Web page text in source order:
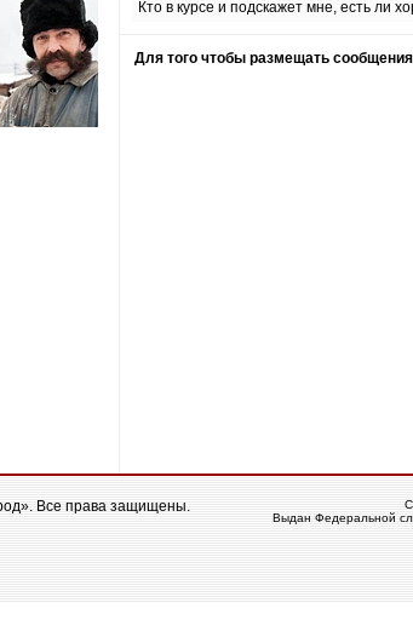
Кто в курсе и подскажет мне, есть ли
Для того чтобы размещать
Все права защищены.
Выдан Федеральной